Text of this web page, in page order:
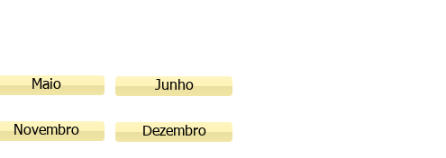
Maio Junho
Novembro Dezembro